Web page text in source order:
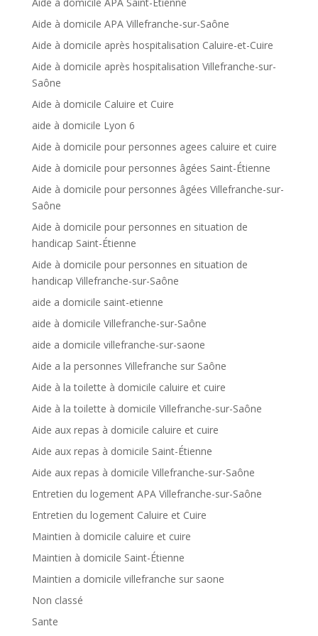
Aide à domicile APA Villefranche-sur-Saône
Aide à domicile après hospitalisation Caluire-et-Cuire
Aide à domicile après hospitalisation Villefranche-sur-
Saône
Aide à domicile Caluire et Cuire
aide à domicile Lyon 6
Aide à domicile pour personnes agees caluire et cuire
Aide à domicile pour personnes âgées Saint-Étienne
Aide à domicile pour personnes âgées Villefranche-sur-
Saône
Aide à domicile pour personnes en situation de
handicap Saint-Étienne
Aide à domicile pour personnes en situation de
handicap Villefranche-sur-Saône
aide a domicile saint-etienne
aide à domicile Villefranche-sur-Saône
aide a domicile villefranche-sur-saone
Aide a la personnes Villefranche sur Saône
Aide à la toilette à domicile caluire et cuire
Aide à la toilette à domicile Villefranche-sur-Saône
Aide aux repas à domicile caluire et cuire
Aide aux repas à domicile Saint-Étienne
Aide aux repas à domicile Villefranche-sur-Saône
Entretien du logement APA Villefranche-sur-Saône
Entretien du logement Caluire et Cuire
Maintien à domicile caluire et cuire
Maintien à domicile Saint-Étienne
Maintien a domicile villefranche sur saone
Non classé
Sante